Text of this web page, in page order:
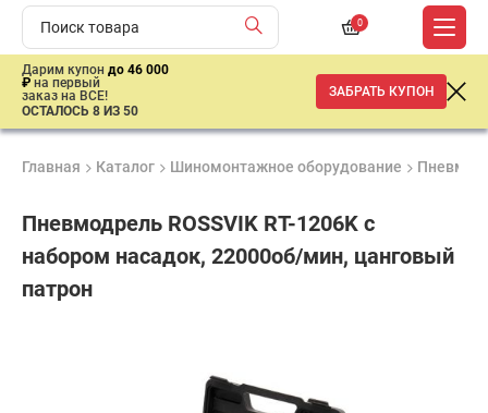
0
Дарим купон до 46 000
₽ на первый
заказ на ВСЕ!
ОСТАЛОСЬ 8 ИЗ 50
ЗАБРАТЬ КУПОН
Главная Каталог Шиномонтажное оборудование
Пневмодрель ROSSVIK RT-1206K с
набором насадок, 22000об/мин, цанговый
патрон
сертифицирована